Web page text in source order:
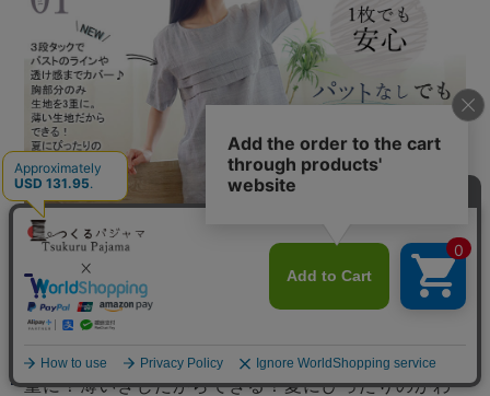
メニュー
胸パットなしでも透けにくい 女性は透け感が気に
なります。かといって胸パットはムレる･･･最小限の
ひだを重ねることで透け感を気にせず、下に何もつ
けなくていいから1枚で涼しい！胸部分のみ生地を3
重に！薄いきじだからできる！夏にぴったりのかわ